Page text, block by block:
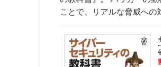
ことで、リアルな脅威への